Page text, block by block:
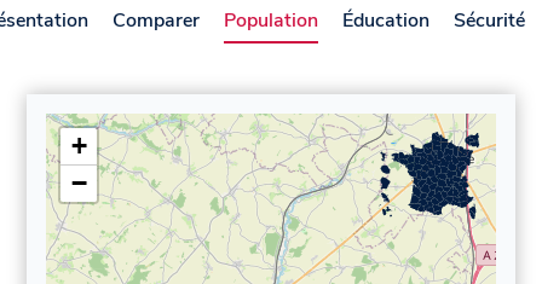
Comparer Population Éducation Sécurité
+
−